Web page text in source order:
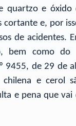
quartzo e óxido
cortante e, por
de acidentes.
bem como do
9455, de 29 de
e cerol
e pena que vai